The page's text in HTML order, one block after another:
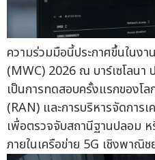
ความร่วมมือนี้ประกาศขึ้นใน
(MWC) 2026 ณ บาร์เซโลนา
เป็นการทดสอบครั้งแรกของโ
(RAN) และการบริหารจัดการ
เพื่อตรวจจับสถานีฐานปลอม
ภายในเครือข่าย 5G เชิงพาณิช